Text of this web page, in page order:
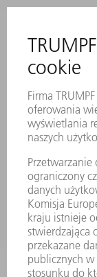
SERWIS ONLINE
KONTAKT
LOKALIZACJE
WYDARZENIA I
SUBSKRYPCJA
MYTRUMPF
KARTY
PRODUKTY
MASZYNY &
LASER
SMART FACTORY
USŁUGI
ZASTOSOWANIA